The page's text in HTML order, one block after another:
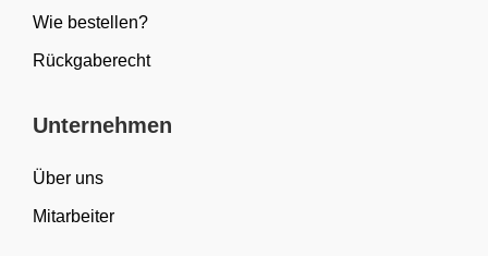
Wie bestellen?
Rückgaberecht
Unternehmen
Über uns
Mitarbeiter